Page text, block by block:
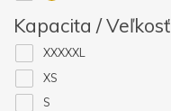
Kapacita / Veľkosť
XXXXXL
XS
S